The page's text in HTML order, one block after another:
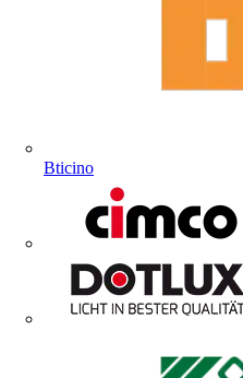
Bticino